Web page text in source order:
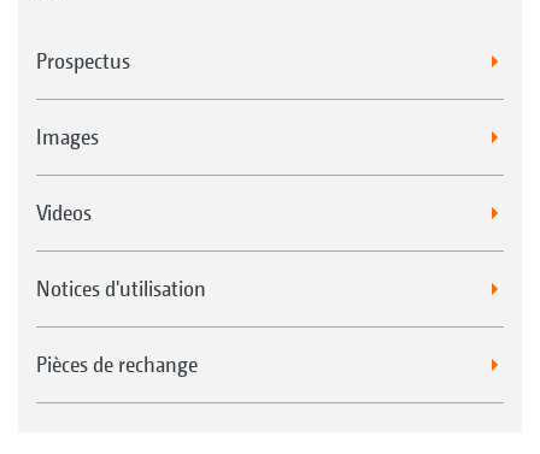
Prospectus
Images
Videos
Notices d'utilisation
Pièces de rechange